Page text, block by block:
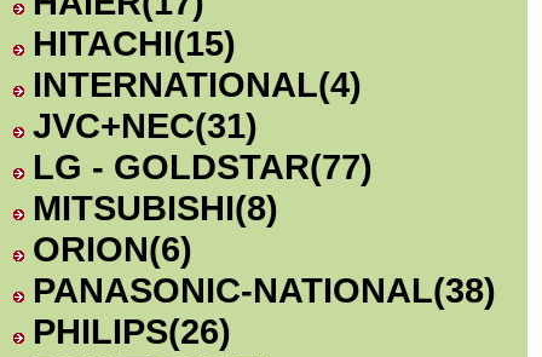
HITACHI(15)
INTERNATIONAL(4)
JVC+NEC(31)
LG - GOLDSTAR(77)
MITSUBISHI(8)
ORION(6)
PANASONIC-NATIONAL(38)
PHILIPS(26)